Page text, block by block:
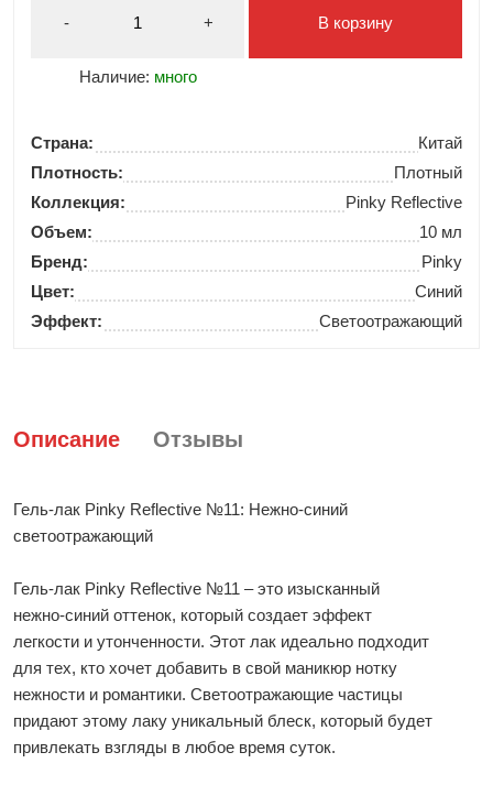
- +
Наличие: много
В корзину
Страна:
Китай
Плотность:
Плотный
Коллекция:
Pinky Reflective
Объем:
10 мл
Бренд:
Pinky
Цвет:
Синий
Эффект:
Светоотражающий
Описание Отзывы
Гель-лак Pinky Reflective №11: Нежно-синий
светоотражающий
Гель-лак Pinky Reflective №11 – это изысканный
нежно-синий оттенок, который создает эффект
легкости и утонченности. Этот лак идеально подходит
для тех, кто хочет добавить в свой маникюр нотку
нежности и романтики. Светоотражающие частицы
придают этому лаку уникальный блеск, который будет
привлекать взгляды в любое время суток.